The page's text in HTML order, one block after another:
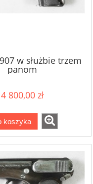
w służbie trzem
panom
4 800,00 zł
koszyka